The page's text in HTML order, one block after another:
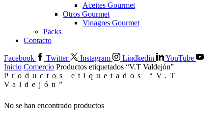
Aceites Gourmet
Otros Gourmet
Vinagres Gourmet
Packs
Contacto
Facebook Twitter Instagram Lindkedin
YouTube
Inicio Comercio Productos etiquetados “V.T Valdejón”
Productos etiquetados “V.T
Valdejón”
No se han encontrado productos